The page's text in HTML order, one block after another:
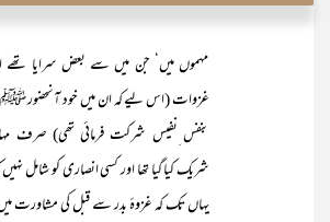
مہموں میں‘ جن میں سے بعض سرایا
غزوات (اس لیے کہ ان میں خود آنحضور
بنفس ِنفیس شرکت فرمائی تھی) صرف
شریک کیا گیا تھا اور کسی انصاری کو شامل
یہاں تک کہ غزوۂ بدر سے قبل کی مشاورت